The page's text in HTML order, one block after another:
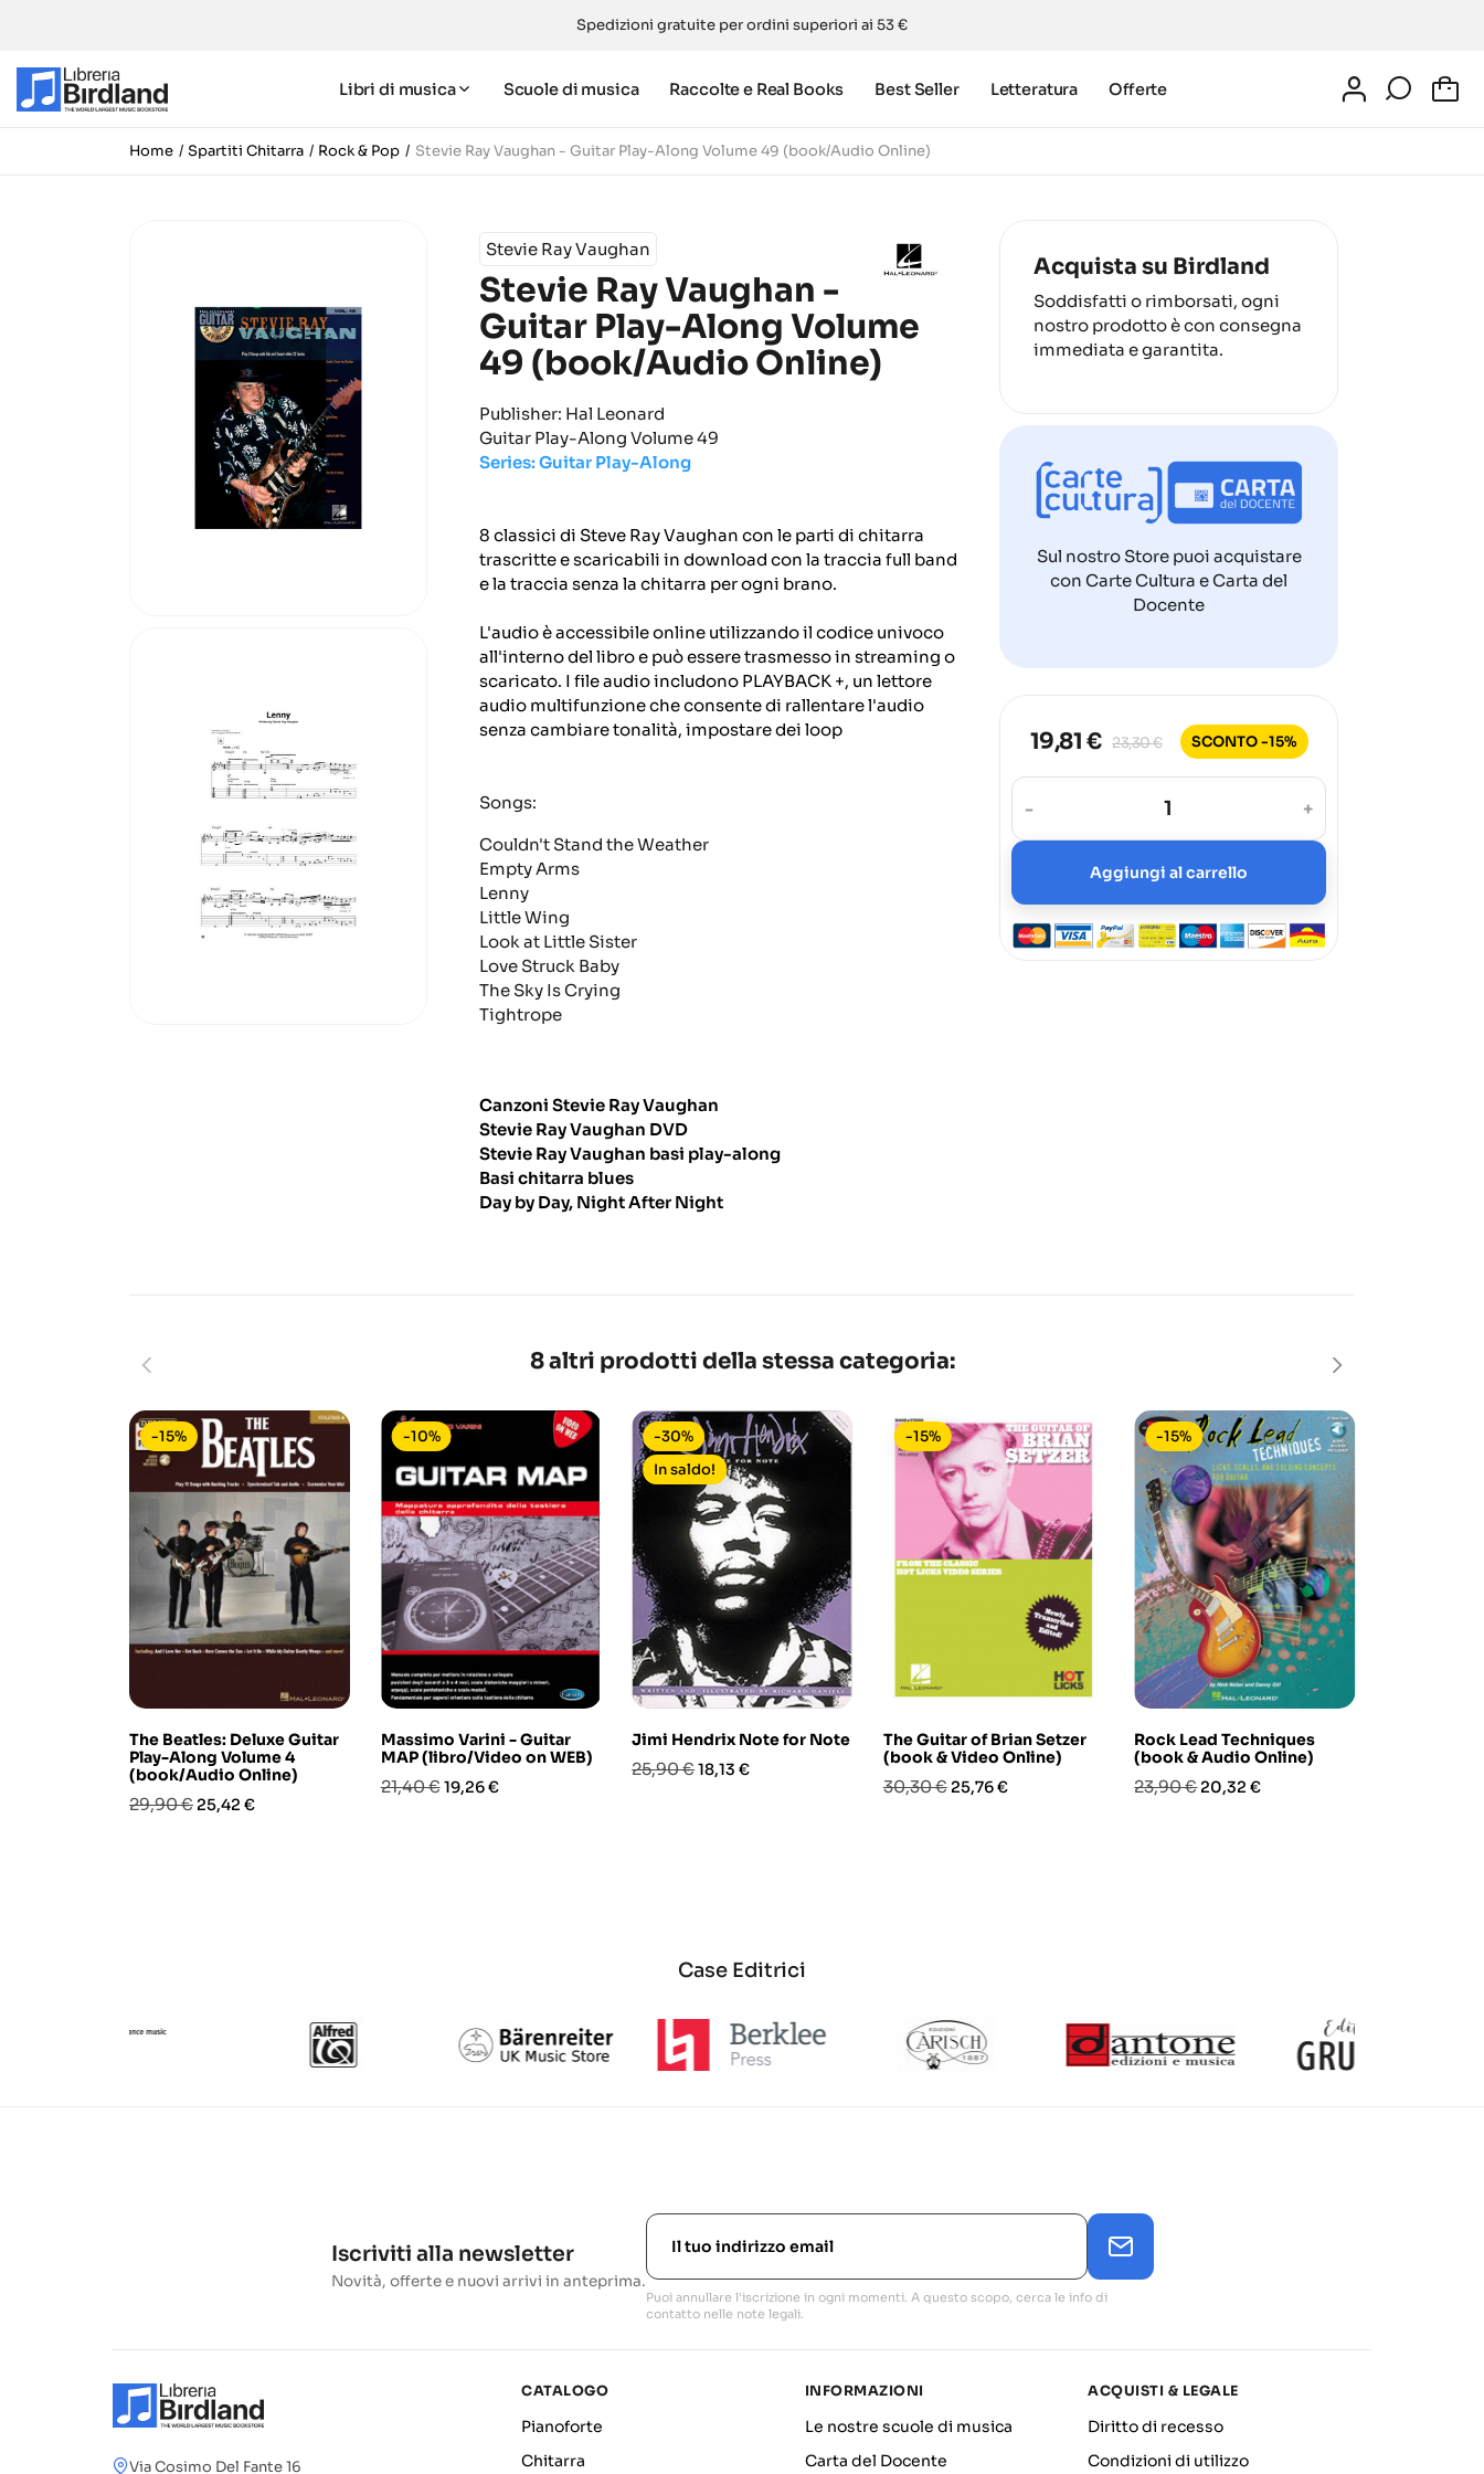
Spedizioni gratuite per ordini superiori ai 53 €
Libri di musica Scuole di musica Raccolte e Real Books Best Seller Letteratura Offerte
Home Spartiti Chitarra Rock & Pop Stevie Ray Vaughan - Guitar Play-Along Volume 49 (book/Audio Online)
Stevie Ray Vaughan
Stevie Ray Vaughan -
Guitar Play-Along Volume
49 (book/Audio Online)
Publisher: Hal Leonard
Guitar Play-Along Volume 49
Series: Guitar Play-Along
8 classici di Steve Ray Vaughan con le parti di chitarra
trascritte e scaricabili in download con la traccia full band
e la traccia senza la chitarra per ogni brano.
L'audio è accessibile online utilizzando il codice univoco
all'interno del libro e può essere trasmesso in streaming o
scaricato. I file audio includono PLAYBACK +, un lettore
audio multifunzione che consente di rallentare l'audio
senza cambiare tonalità, impostare dei loop
Songs:
Couldn't Stand the Weather
Empty Arms
Lenny
Little Wing
Look at Little Sister
Love Struck Baby
The Sky Is Crying
Tightrope
Canzoni Stevie Ray Vaughan
Stevie Ray Vaughan DVD
Stevie Ray Vaughan basi play-along
Basi chitarra blues
Day by Day, Night After Night
Acquista su Birdland
Soddisfatti o rimborsati, ogni
nostro prodotto è con consegna
immediata e garantita.
Sul nostro Store puoi acquistare
con Carte Cultura e Carta del
Docente
19,81 € 23,30 € SCONTO -15%
- +
Aggiungi al carrello
8 altri prodotti della stessa categoria:
The Beatles: Deluxe Guitar
Play-Along Volume 4
(book/Audio Online)
Prezzo
29,90 € Prezzo
25,42 €
-15%
Massimo Varini - Guitar
MAP (libro/Video on WEB)
Prezzo
21,40 €Prezzo
19,26 €
-10%
Jimi Hendrix Note for Note
Prezzo
25,90 €Prezzo
18,13 €
-30%
In saldo!
The Guitar of Brian Setzer
(book & Video Online)
Prezzo
30,30 € Prezzo
25,76 €
-15%
Rock Lead Techniques
(book & Audio Online)
Prezzo
23,90 €Prezzo
20,32 €
-15%
Case Editrici
Iscriviti alla newsletter
Novità, offerte e nuovi arrivi in anteprima.
Puoi annullare l'iscrizione in ogni momenti. A questo scopo, cerca le info di
contatto nelle note legali.
Via Cosimo Del Fante 16
CATALOGO
Pianoforte
Chitarra
INFORMAZIONI
Le nostre scuole di musica
Carta del Docente
ACQUISTI & LEGALE
Diritto di recesso
Condizioni di utilizzo